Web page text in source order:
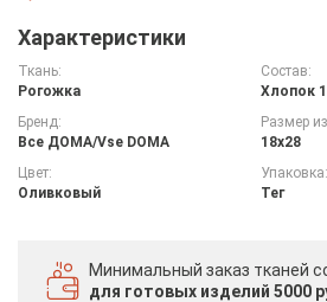
Характеристики
Ткань:
Рогожка
Состав:
Хлопок
Бренд:
Все ДOMA/Vse DOMA
Размер
18х28
Цвет:
Оливковый
Упаковка:
Тег
Минимальный заказ тканей
для готовых изделий 5000